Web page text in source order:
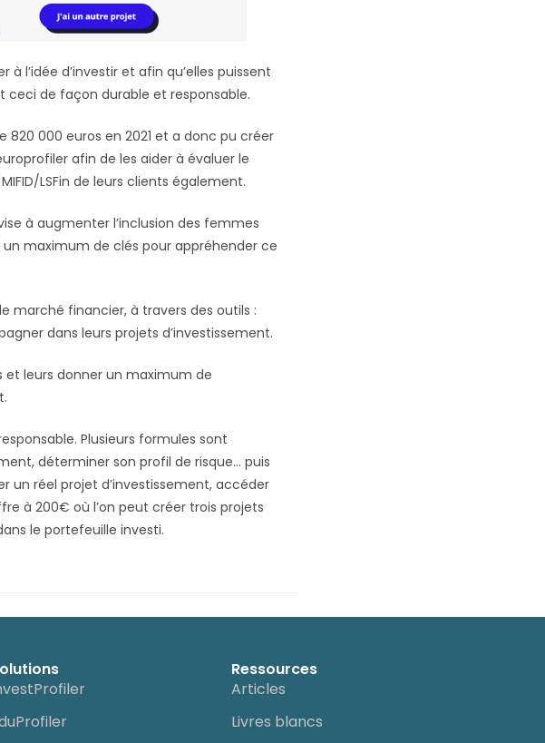
l’idée d’investir et afin qu’elles puissent
de façon durable et responsable.
000 euros en 2021 et a donc pu créer
afin de les aider à évaluer le
LSFin de leurs clients également.
à augmenter l’inclusion des femmes
maximum de clés pour appréhender ce
marché financier, à travers des outils :
dans leurs projets d’investissement.
et leurs donner un maximum de
Plusieurs formules sont
déterminer son profil de risque… puis
un réel projet d’investissement, accéder
à 200€ où l’on peut créer trois projets
le portefeuille investi.
Ressources
Articles
Livres blancs